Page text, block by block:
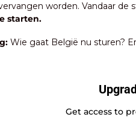
worden. Vandaar de
starten.
Wie gaat België nu sturen?
Get access to